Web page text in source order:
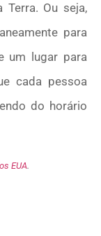
Ou seja,
para
um lugar para
cada pessoa
do horário
EUA.